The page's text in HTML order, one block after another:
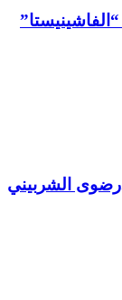
الشربيني